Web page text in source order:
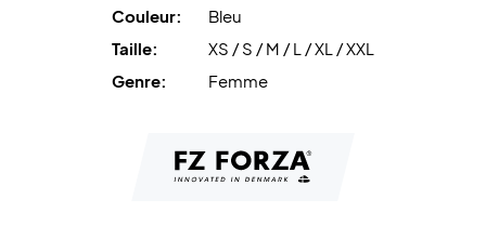
Le tissu respirant évacue la transpiration pour vous garder
au sec et à l’aise, même lors des entraînements les plus
intenses. De plus, le pantalon est fabriqué à partir de
Alliez style et confort pour l'entraînement – achetez
Couleur:
Bleu
Taille:
XS / S / M / L / XL / XXL
Genre:
Femme